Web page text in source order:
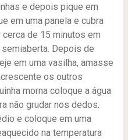
e depois pique em
em uma panela e cubra
de 15 minutos em
Depois de
em uma vasilha, amasse
os outros
morna coloque a água
não grudar nos dedos.
e coloque em uma
na temperatura